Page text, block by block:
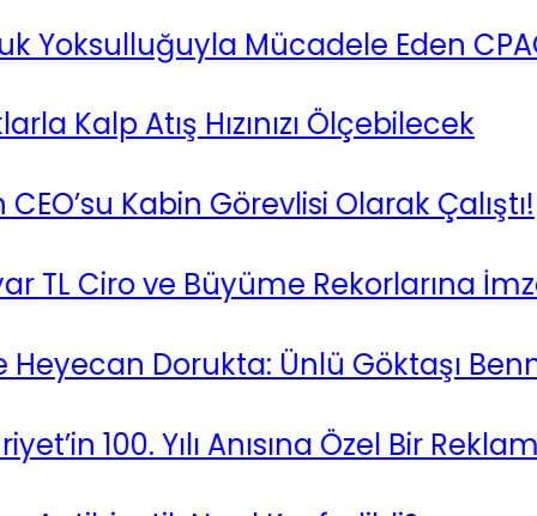
Mücadele Eden
Atış Hızınızı Ölçebilecek
Kabin Görevlisi Olarak Çalıştı!
Ciro ve Büyüme Rekorlarına İmza
Dorukta: Ünlü Göktaşı
Yılı Anısına Özel Bir Reklam